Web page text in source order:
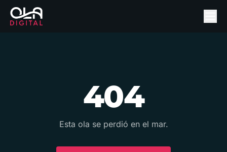
404
Esta ola se perdió en el mar.